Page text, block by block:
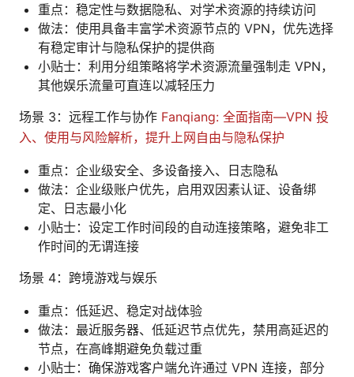
重点：稳定性与数据隐私、对学术资源的持续访问
做法：使用具备丰富学术资源节点的 VPN，优先选择
有稳定审计与隐私保护的提供商
小贴士：利用分组策略将学术资源流量强制走 VPN，
其他娱乐流量可直连以减轻压力
场景 3：远程工作与协作 Fanqiang: 全面指南—VPN 投
入、使用与风险解析，提升上网自由与隐私保护
重点：企业级安全、多设备接入、日志隐私
做法：企业级账户优先，启用双因素认证、设备绑
定、日志最小化
小贴士：设定工作时间段的自动连接策略，避免非工
作时间的无谓连接
场景 4：跨境游戏与娱乐
重点：低延迟、稳定对战体验
做法：最近服务器、低延迟节点优先，禁用高延迟的
节点，在高峰期避免负载过重
小贴士：确保游戏客户端允许通过 VPN 连接，部分